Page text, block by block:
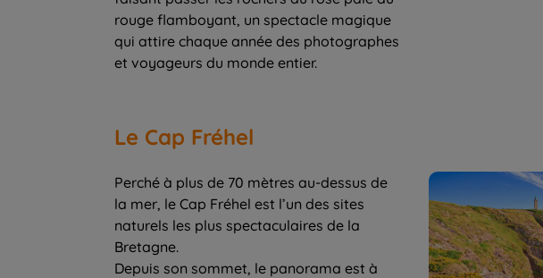
rouge flamboyant, un spectacle magique
qui attire chaque année des photographes
et voyageurs du monde entier.
Le Cap Fréhel
Perché à plus de 70 mètres au-dessus de
la mer, le Cap Fréhel est l’un des sites
naturels les plus spectaculaires de la
Bretagne.
Depuis son sommet, le panorama est à